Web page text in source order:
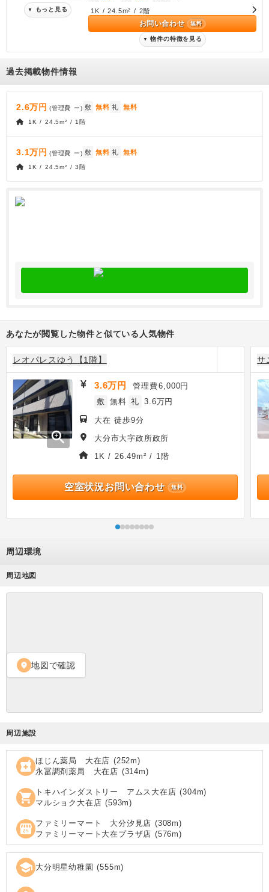
▼ もっと見る 1K / 24.5m² / 2階
お問い合わせ 無料
▼ 物件の特徴を見る
過去掲載物件情報
2.6万円 (管理費 ー) 敷 無料 礼 無料
1K / 24.5m² / 1階
3.1万円 (管理費 ー) 敷 無料 礼 無料
1K / 24.5m² / 3階
あなたが閲覧した物件と似ている人気物件
レオパレスゆう【1階】
zoom_in
3.6万円 管理費6,000円
敷 無料 礼 3.6万円
大在 徒歩9分
大分市大字政所政所
1K / 26.49m² / 1階
空室状況お問い合わせ 無料
サ
周辺環境
周辺地図
location_on 地図で確認
周辺施設
local_pharmacy ほじん薬局 大在店 (252m)
永冨調剤薬局 大在店 (314m)
shopping_cart トキハインダストリー アムス大在店 (304m)
マルショク大在店 (593m)
local_convenience_store ファミリーマート 大分汐見店 (308m)
ファミリーマート大在プラザ店 (576m)
school 大分明星幼稚園 (555m)